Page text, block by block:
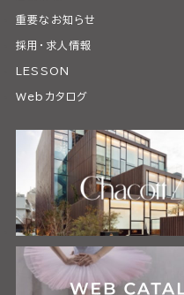
重要なお知らせ
採用・求人情報
LESSON
Webカタログ